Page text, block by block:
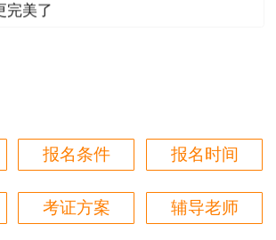
完美了
成自己能理解的语言最重要！
报名条件 报名时间
考证方案 辅导老师